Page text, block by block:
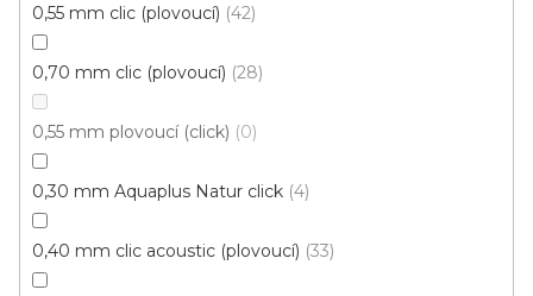
0,55 mm clic (plovoucí) 42
0,70 mm clic (plovoucí) 28
0,55 mm plovoucí (click) 0
0,30 mm Aquaplus Natur click 4
0,40 mm clic acoustic (plovoucí) 33